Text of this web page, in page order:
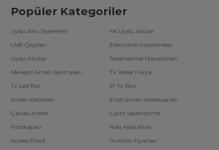
Popüler Kategoriler
Uydu Alıcı Sistemleri
4K Uydu Alıcılar
LNB Çeşitleri
Elektronik Malzemeler
Uydu Alıcılar
Seslendirme Hoparlörleri
Merkezi Anten Santralleri
Tv Yedek Parça
Tv Led Bar
IP Tv Box
Anten Kabloları
Enstrüman Aksesuarları
Çanak Anten
Cami Seslendirme
Fotokapan
Askı Aparatları
Access Point
İnvertör Fiyatları